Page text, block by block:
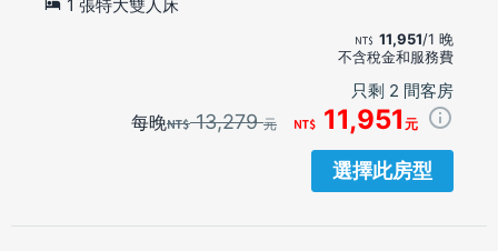
1 張特大雙人床
11,951/1 晚
不含稅金和服務費
只剩 2 間客房
每晚 13,279元 11,951 元
選擇此房型